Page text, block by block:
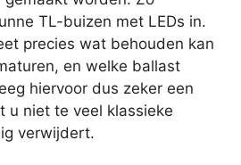
TL-buizen met LEDs in.
precies wat behouden kan
en welke ballast
hiervoor dus zeker een
u niet te veel klassieke
verwijdert.